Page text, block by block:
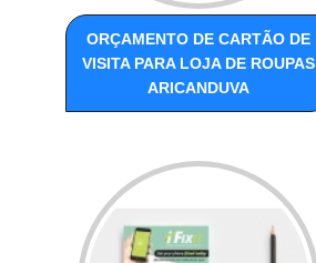
ORÇAMENTO DE CARTÃO DE
VISITA PARA LOJA DE ROUPAS
ARICANDUVA